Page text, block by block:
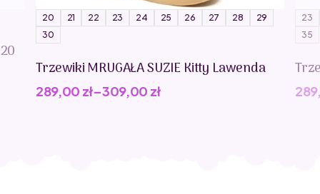
20 21 22 23 24 25 26 27 28
29
30
Trzewiki MRUGAŁA SUZIE Kitty Lawenda
289,00 zł–309,00 zł
23
35